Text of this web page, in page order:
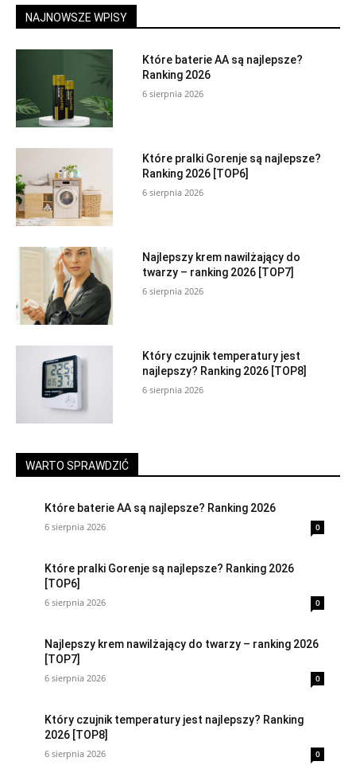
NAJNOWSZE WPISY
Które baterie AA są najlepsze?
Ranking 2026
6 sierpnia 2026
Które pralki Gorenje są najlepsze?
Ranking 2026 [TOP6]
6 sierpnia 2026
Najlepszy krem nawilżający do
twarzy – ranking 2026 [TOP7]
6 sierpnia 2026
Który czujnik temperatury jest
najlepszy? Ranking 2026 [TOP8]
6 sierpnia 2026
WARTO SPRAWDZIĆ
Które baterie AA są najlepsze? Ranking 2026
6 sierpnia 2026 0
Które pralki Gorenje są najlepsze? Ranking 2026
[TOP6]
6 sierpnia 2026 0
Najlepszy krem nawilżający do twarzy – ranking 2026
[TOP7]
6 sierpnia 2026 0
Który czujnik temperatury jest najlepszy? Ranking
2026 [TOP8]
6 sierpnia 2026 0